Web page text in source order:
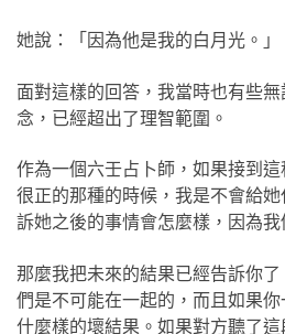
她說：「因為他是我的白月光。」
面對這樣的回答，我當時也有些
念，已經超出了理智範圍。
作為一個六壬占卜師，如果接到
很正的那種的時候，我是不會給
訴她之後的事情會怎麼樣，因為我
那麼我把未來的結果已經告訴你
們是不可能在一起的，而且如果
什麼樣的壞結果。如果對方聽了